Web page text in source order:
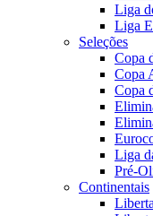
Liga
Liga
Seleções
Copa
Copa
Copa
Liga
Pré-
Continentais